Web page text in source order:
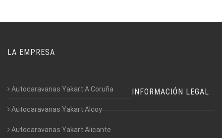
LA EMPRESA
Autocaravanas Yakart A Coruña
Autocaravanas Yakart Alcoy
Autocaravanas Yakart Alicante
INFORMACIÓN LEGAL